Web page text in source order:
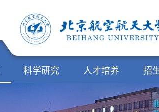
科学研究 人才培养 招